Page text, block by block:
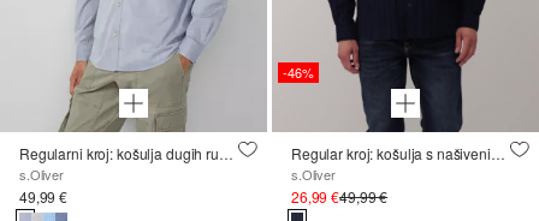
Regularni kroj: košulja dugih rukava s uzorkom i džepom na prsima
s.Oliver
49,99 €
-46%
Regular kroj: košulja s našivenim džepom i ovratnikom na kopčanje
s.Oliver
26,99 €49,99 €